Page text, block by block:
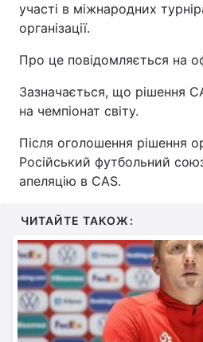
участі в міжнародних
організації.
Про це повідомляється на
Зазначається, що рішення
на чемпіонат світу.
Після оголошення рішення
Російський футбольний
апеляцію в CAS.
ЧИТАЙТЕ ТАКОЖ: